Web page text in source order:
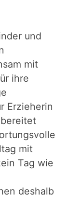
© Detlef Overmann
und
mit
ihre
Erzieherin
mit
Tag wie
deshalb